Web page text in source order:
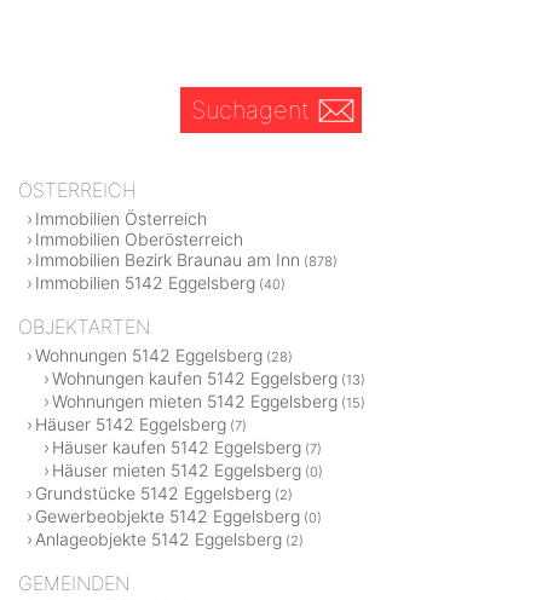
Suchagent
ÖSTERREICH
Immobilien Österreich
Immobilien Oberösterreich
Immobilien Bezirk Braunau am Inn (878)
Immobilien 5142 Eggelsberg (40)
OBJEKTARTEN
Wohnungen 5142 Eggelsberg (28)
Wohnungen kaufen 5142 Eggelsberg (13)
Wohnungen mieten 5142 Eggelsberg (15)
Häuser 5142 Eggelsberg (7)
Häuser kaufen 5142 Eggelsberg (7)
Häuser mieten 5142 Eggelsberg (0)
Grundstücke 5142 Eggelsberg (2)
Gewerbeobjekte 5142 Eggelsberg (0)
Anlageobjekte 5142 Eggelsberg (2)
GEMEINDEN